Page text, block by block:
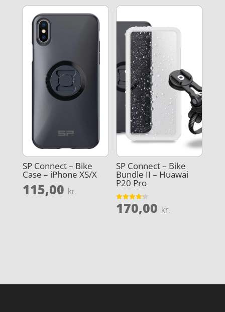
SP Connect – Bike
Case – iPhone XS/X
115,00 kr.
SP Connect – Bike
Bundle II – Huawai
P20 Pro
Vurderet
4.2
170,00 kr.